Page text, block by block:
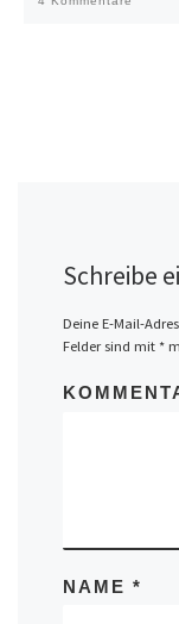
Schreibe
Deine E-Mail-
Felder sind mit *
NAME *